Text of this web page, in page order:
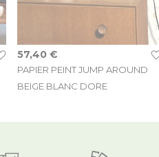
PAPIER PEINT JUMP AROUND
BEIGE BLANC DORE
57,40 €